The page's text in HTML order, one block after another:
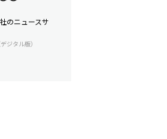
のニュースサ
ジタル版）